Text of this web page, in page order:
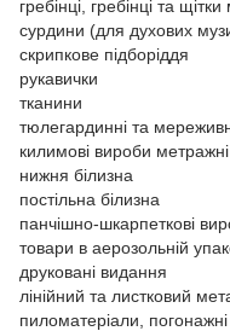
гребінці, гребінці та
сурдини (для духових
скрипкове підборіддя
рукавички
тканини
тюлегардинні та
килимові вироби метражні
нижня білизна
постільна білизна
панчішно-шкарпеткові
товари в аерозольній
друковані видання
лінійний та листковий
пиломатеріали,